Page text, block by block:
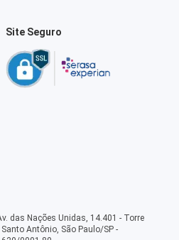
Site Seguro
das Nações Unidas, 14.401 - Torre
Antônio, São Paulo/SP -